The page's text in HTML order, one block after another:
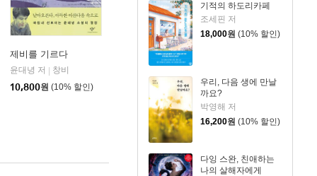
기적의 하도리카페
조세핀 저
18,000원 (10% 할인)
우리, 다음 생에 만날
까요?
박영해 저
16,200원 (10% 할인)
다잉 스완, 친애하는
나의 살해자에게
제비를 기르다
윤대녕 저
창비
10,800원 (10% 할인)